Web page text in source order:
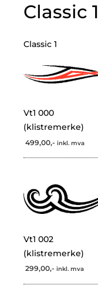
Classic 1
Classic 1
Vt1 000
(klistremerke)
499,00,- inkl. mva
Vt1 002
(klistremerke)
299,00,- inkl. mva